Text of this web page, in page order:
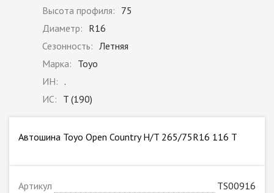
Высота профиля: 75
Диаметр: R16
Сезонность: Летняя
Марка: Toyo
ИН: .
ИС: T (190)
Автошина Toyo Open Country H/T 265/75R16 116 T
Артикул
TS00916